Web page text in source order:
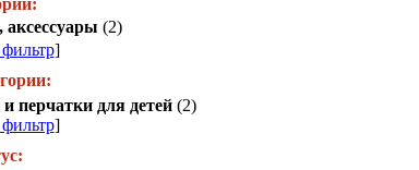
аксессуары (2)
]
перчатки для детей (2)
]